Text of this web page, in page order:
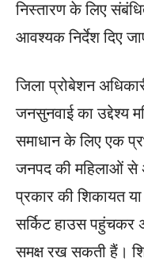
निस्तारण के लिए
आवश्यक निर्देश दिए
जिला प्रोबेशन
जनसुनवाई का उद्देश्य
समाधान के लिए एक
जनपद की महिलाओं से
प्रकार की शिकायत या
सर्किट हाउस पहुंचकर
समक्ष रख सकती हैं।